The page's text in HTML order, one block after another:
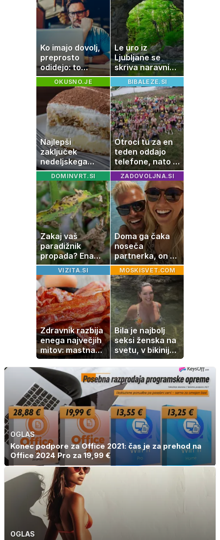
Ko imajo dovolj,
preprosto
odidejo: to
znamenje
najpogosteje da
odpoved
Le uro iz
Ljubljane se
skriva naravni
čudež, ki je kot
ustvarjen za
družinski izlet
OKUSNO.JE
Najlepši
zaključek
nedeljskega
kosila: 8 sladic
brez peke, ki se
jih vsi veselijo
BIBALEZE.SI
Otroci tu za en
teden oddajo
telefone, nato pa
se zgodi nekaj
nepričakovanega
DOMINVRT.SI
Zakaj vaš
paradižnik
propada? Ena
napaka lahko
uniči rastline –
tako jih rešite
ZADOVOLJNA.SI
Doma ga čaka
noseča
partnerka, on pa
dopustuje z
drugo
VIZITA.SI
Zdravnik razbija
enega največjih
mitov: mastna
jetra ne
nastanejo zaradi
slanine, temveč
zaradi živila, ki
ga imamo vsi
radi
MOSKISVET.COM
Bila je najbolj
seksi ženska na
svetu, v bikiniju
znova navdušila
OGLAS
Konec podpore za Office 2021: čas je za prehod na
Office 2024 Pro za 19,99 €
OGLAS